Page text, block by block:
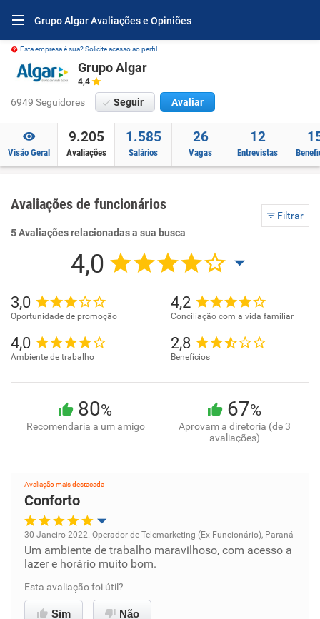
Grupo Algar Avaliações e Opiniões
Esta empresa é sua? Solicite acesso ao perfil.
Grupo Algar
4,4
6949 Seguidores Seguir Avaliar
Visão Geral
9.205
Avaliações
1.585
Salários
26
Vagas
12
Entrevistas
Avaliações de funcionários
Filtrar
5 Avaliações relacionadas a sua busca
4,0
3,0
Oportunidade de promoção
4,2
Conciliação com a vida familiar
4,0
Ambiente de trabalho
2,8
Benefícios
80%
Recomendaria a um amigo
67%
Aprovam a diretoria (de 3
avaliações)
Avaliação mais destacada
Conforto
Oportunidade de promoção
Ambiente de trabalho
30 Janeiro 2022. Operador de Telemarketing (Ex-Funcionário), Paraná
Um ambiente de trabalho maravilhoso, com acesso a
lazer e horário muito bom.
Esta avaliação foi útil?
Sim Não